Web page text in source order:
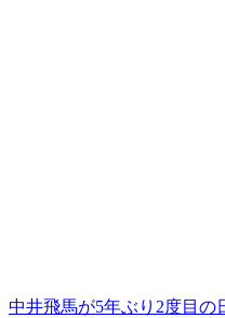
中井飛馬が5年ぶり2度目